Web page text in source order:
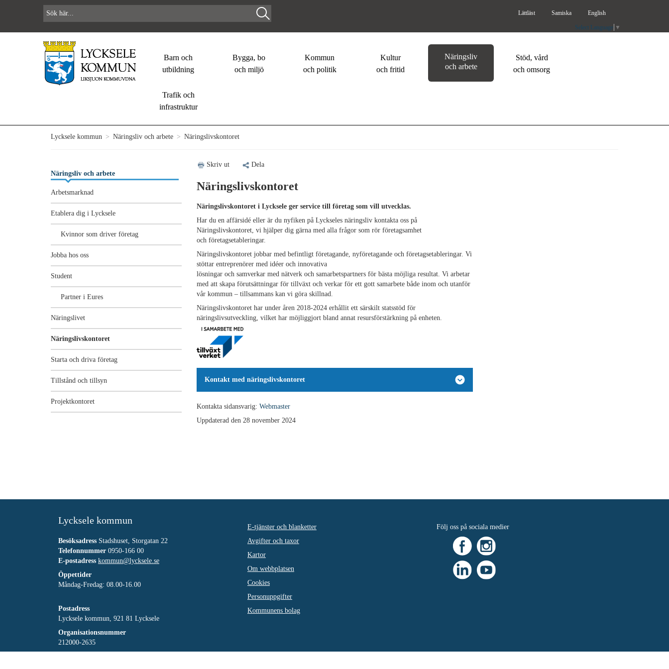
Lättläst Samiska English
Select Language ▼
Barn och
utbildning
Bygga, bo
och miljö
Kommun
och politik
Kultur
och fritid
Näringsliv
och arbete
Stöd, vård
och omsorg
Trafik och
infrastruktur
Lycksele kommun > Näringsliv och arbete > Näringslivskontoret
Näringsliv och arbete
Arbetsmarknad
Etablera dig i Lycksele
Kvinnor som driver företag
Jobba hos oss
Student
Partner i Eures
Näringslivet
Näringslivskontoret
Starta och driva företag
Tillstånd och tillsyn
Projektkontoret
Skriv ut Dela
Näringslivskontoret
Näringslivskontoret i Lycksele ger service till företag som vill utvecklas.
Har du en affärsidé eller är du nyfiken på Lyckseles näringsliv kontakta oss på
Näringslivskontoret, vi hjälper dig gärna med alla frågor som rör företagsamhet
och företagsetableringar.
Näringslivskontoret jobbar med befintligt företagande, nyföretagande och företagsetableringar. Vi
stöttar entreprenörer med idéer och innovativa
lösningar och samverkar med nätverk och samarbetspartners för bästa möjliga resultat. Vi arbetar
med att skapa förutsättningar för tillväxt och verkar för ett gott samarbete både inom och utanför
vår kommun – tillsammans kan vi göra skillnad.
Näringslivskontoret har under åren 2018-2024 erhållit ett särskilt statsstöd för
näringslivsutveckling, vilket har möjliggjort bland annat resursförstärkning på enheten.
Kontakt med näringslivskontoret
Kontakta sidansvarig: Webmaster
Uppdaterad den 28 november 2024
Lycksele kommun
Besöksadress Stadshuset, Storgatan 22
Telefonnummer 0950-166 00
E-postadress kommun@lycksele.se
Öppettider
Måndag-Fredag: 08.00-16.00
Postadress
Lycksele kommun, 921 81 Lycksele
Organisationsnummer
212000-2635
E-tjänster och blanketter
Avgifter och taxor
Kartor
Om webbplatsen
Cookies
Personuppgifter
Kommunens bolag
Följ oss på sociala medier